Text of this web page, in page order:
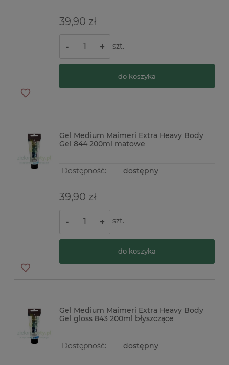
39,90 zł
- + szt.
do koszyka
Gel Medium Maimeri Extra Heavy Body
Gel 844 200ml matowe
Dostępność: dostępny
39,90 zł
- + szt.
do koszyka
Gel Medium Maimeri Extra Heavy Body
Gel gloss 843 200ml błyszczące
Dostępność: dostępny